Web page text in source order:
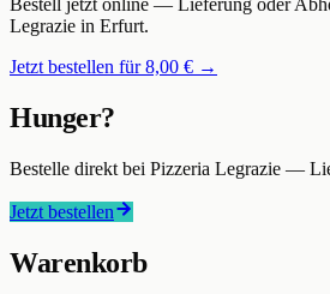
Bestell jetzt online — Lieferung oder
Legrazie in Erfurt.
Jetzt bestellen für8,00 € →
Hunger?
Bestelle direkt bei Pizzeria Legrazie —
Jetzt bestellen
Warenkorb